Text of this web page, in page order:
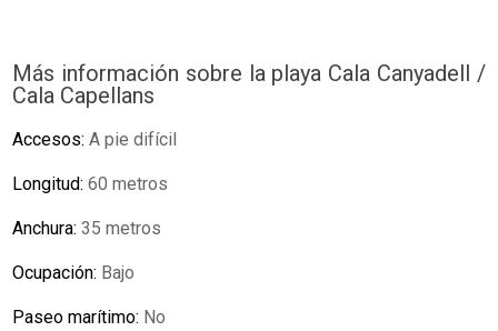
Más información sobre la playa Cala Canyadell /
Cala Capellans
Accesos:A pie difícil
Longitud:60 metros
Anchura:35 metros
Ocupación: Bajo
Paseo marítimo: No